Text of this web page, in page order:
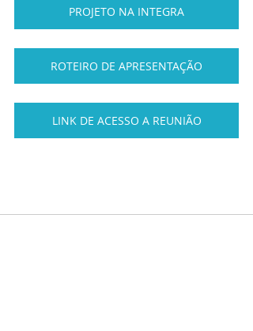
PROJETO NA INTEGRA
ROTEIRO DE APRESENTAÇÃO
LINK DE ACESSO A REUNIÃO